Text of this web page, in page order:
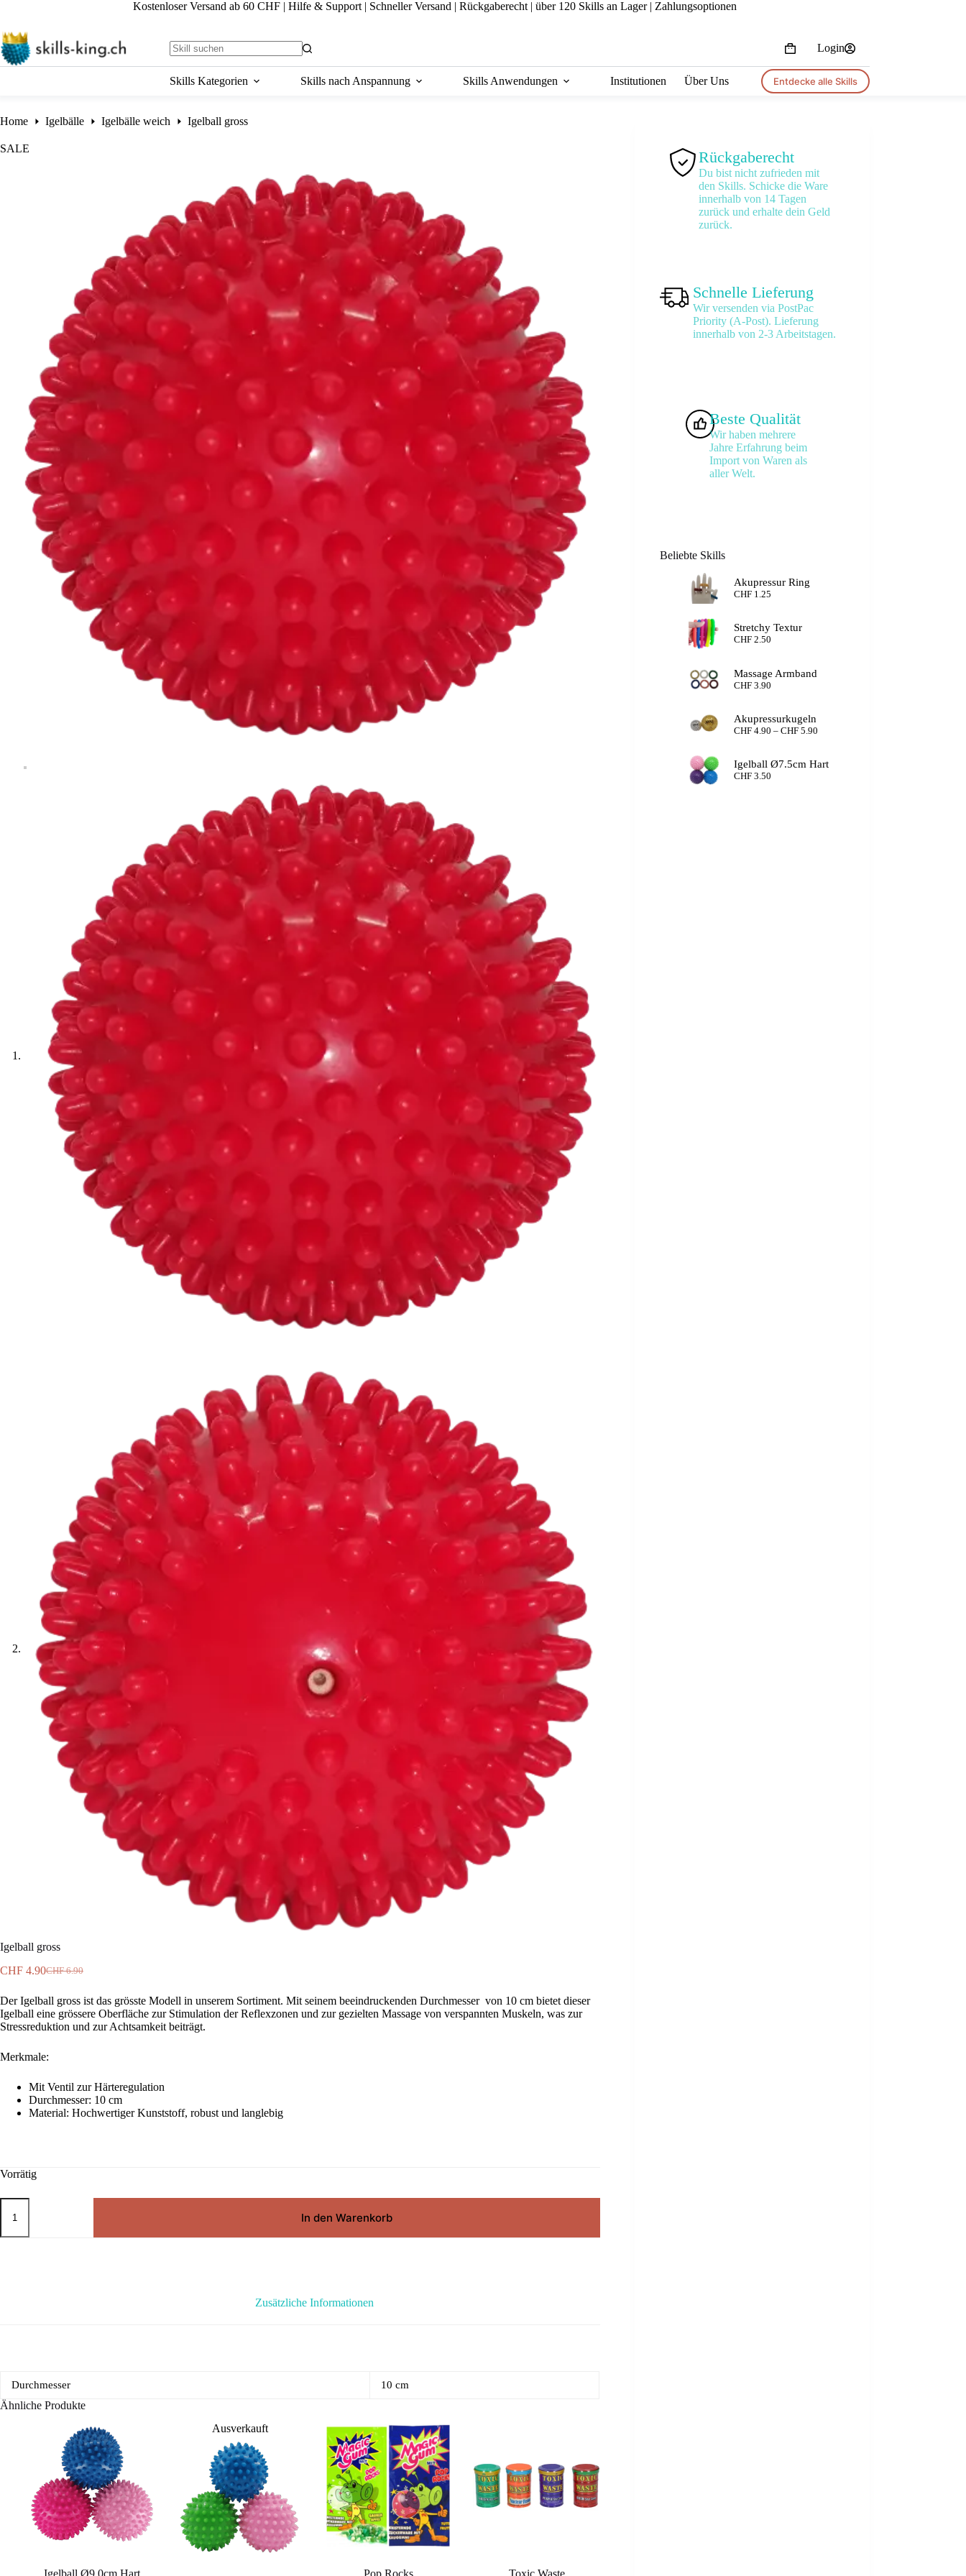
content
Kostenloser Versand ab 60 CHF| Hilfe & Support| Schneller Versand | Rückgaberecht | über 120 Skills an Lager | Zahlungsoptionen
results
Shopping
cart
Login
Skills Kategorien Skills nach Anspannung Skills Anwendungen Institutionen Über Uns Entdecke alle Skills
Home Igelbälle Igelbälle weich Igelball gross
SALE
Igelball gross
CHF6.90
Ursprünglicher
war:
CHF 6.90
CHF 4.90Aktueller
ist:
CHF 4.90.
Der Igelball gross ist das grösste Modell in unserem Sortiment. Mit seinem beeindruckenden Durchmesser von 10 cm bietet dieser
Igelball eine grössere Oberfläche zur Stimulation der Reflexzonen und zur gezielten Massage von verspannten Muskeln, was zur
Stressreduktion und zur Achtsamkeit beiträgt.
Merkmale:
Mit Ventil zur Härteregulation
Durchmesser: 10 cm
Material: Hochwertiger Kunststoff, robust und langlebig
Vorrätig
Igelball
gross
In den Warenkorb
Zusätzliche Informationen
Durchmesser 10 cm
Ähnliche Produkte
Igelball Ø9.0cm Hart
Ausverkauft
Pop Rocks Toxic Waste
Rückgaberecht
Du bist nicht zufrieden mit
den Skills. Schicke die Ware
innerhalb von 14 Tagen
zurück und erhalte dein Geld
zurück.
Schnelle Lieferung
Wir versenden via PostPac
Priority (A-Post). Lieferung
innerhalb von 2-3 Arbeitstagen.
Beste Qualität
Wir haben mehrere
Jahre Erfahrung beim
Import von Waren als
aller Welt.
Beliebte Skills
Akupressur Ring
CHF 1.25
Stretchy Textur
CHF 2.50
Massage Armband
CHF 3.90
Akupressurkugeln
CHF 4.90 –CHF 5.90
CHF 5.90
Igelball Ø7.5cm Hart
CHF 3.50